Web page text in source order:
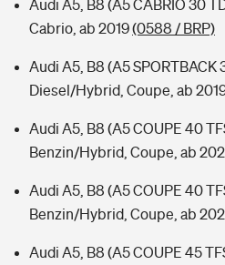
Audi A5, B8 (A5 CABRIO 30
Cabrio, ab 2019(0588 / BRP)
Audi A5, B8 (A5 SPORTBACK
Diesel/Hybrid, Coupe, ab
Audi A5, B8 (A5 COUPE 40
Benzin/Hybrid, Coupe, ab
Audi A5, B8 (A5 COUPE 40
Benzin/Hybrid, Coupe, ab
Audi A5, B8 (A5 COUPE 45